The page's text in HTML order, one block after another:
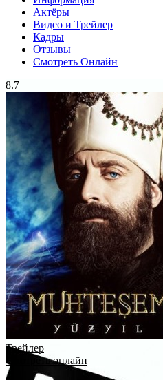
Актёры
Видео и Трейлер
Кадры
Отзывы
Смотреть Онлайн
8.7
Трейлер
Смотреть онлайн